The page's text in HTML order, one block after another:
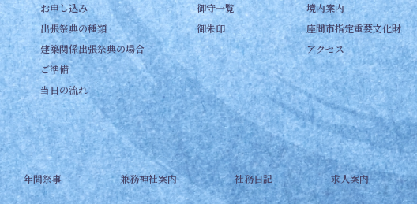
お申し込み
出張祭典の種類
建築関係出張祭典の場合
ご準備
当日の流れ
御守一覧
御朱印
境内案内
座間市指定重要文化財
アクセス
年間祭事 兼務神社案内 社務日記 求人案内